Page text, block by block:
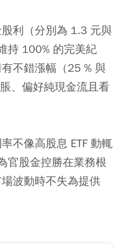
利（分別為 1.3 元與
持 100% 的完美紀
不錯漲幅（25 % 與
、偏好純現金流且看
不像高股息 ETF 動輒
官股金控勝在業務根
波動時不失為提供